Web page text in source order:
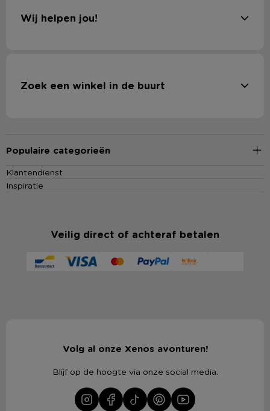
Wij helpen jou!
Zoek een winkel in de buurt
Populaire categorieën
Klantendienst
Inspiratie
Veilig direct of achteraf betalen
Volg al onze Xenos avonturen!
Blijf op de hoogte via onze social media.